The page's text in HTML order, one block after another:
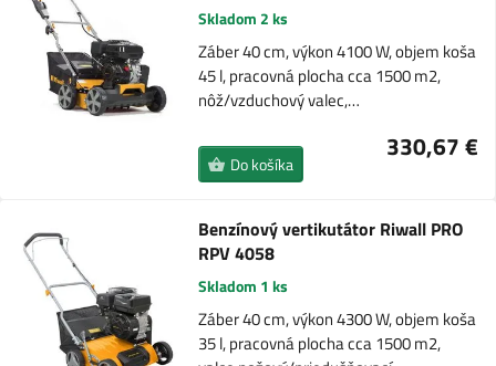
Skladom 2 ks
Záber 40 cm, výkon 4100 W, objem koša
45 l, pracovná plocha cca 1500 m2,
nôž/vzduchový valec,…
330,67 €
Do košíka
Benzínový vertikutátor Riwall PRO
RPV 4058
Skladom 1 ks
Záber 40 cm, výkon 4300 W, objem koša
35 l, pracovná plocha cca 1500 m2,